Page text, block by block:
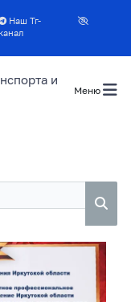
Наш Тг-
и
Меню